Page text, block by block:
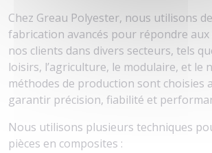
Chez Greau Polyester, nous utilisons
fabrication avancés pour répondre aux
nos clients dans divers secteurs, tels
loisirs, l’agriculture, le modulaire, et le
méthodes de production sont choisies
garantir précision, fiabilité et
Nous utilisons plusieurs techniques
pièces en composites :